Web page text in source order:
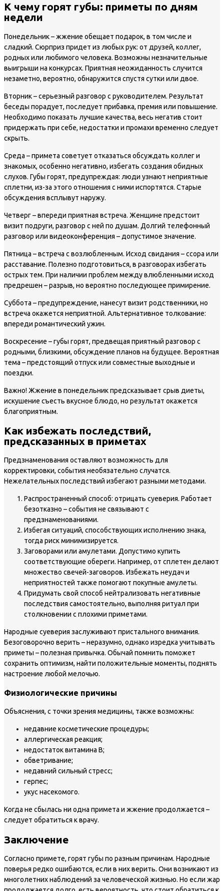
К чему горят губы: приметы по дням
недели
Понедельник– жжение обещает подарок, в том числе и
сладкий. Сюрприз придет из любых рук: от друзей, коллег,
родных или любимого человека. Возможны незначительные
выигрыши на конкурсах. Приятная неожиданность случится
незаметно, вероятно, обнаружится спустя сутки или двое.
Вторник– серьезный разговор с руководителем. Результат
беседы порадует, последует прибавка, премия или повышение.
Необходимо показать лучшие качества, весь негатив стоит
придержать при себе, недостатки и промахи временно следует
скрыть.
Среда – примета советует отказаться обсуждать коллег и
знакомых, особенно негативно, избегать создания обидных
слухов. Губы горят, предупреждая: люди узнают неприятные
сплетни, из-за этого отношения с ними испортятся. Старые
обсуждения всплывут наружу.
Четверг– впереди приятная встреча. Женщине предстоит
визит подруги, разговор с ней по душам. Долгий телефонный
разговор или видеоконференция – допустимое значение.
Пятница – встреча с возлюбленным. Исход свидания – ссора или
расставание. Полезно подготовиться, в разговорах избегать
острых тем. При наличии проблем между влюбленными исход
предрешен – разрыв, но вероятно последующее примирение.
Суббота – предупреждение, нанесут визит родственники, но
встреча окажется неприятной. Альтернативное толкование:
впереди романтический ужин.
Воскресение – губы горят, предвещая приятный разговор с
родными, близкими, обсуждение планов на будущее. Вероятная
тема – предстоящий отпуск или совместные выходные и
поездки.
Важно!Жжение в понедельник предсказывает срыв диеты,
искушение съесть вкусное блюдо, но результат окажется
благоприятным.
Как избежать последствий,
предсказанных в приметах
Предзнаменования оставляют возможность для
корректировки, события необязательно случатся.
Нежелательных последствий избегают разными методами.
Распространенный способ: отрицать суеверия. Работает
безотказно – события не связывают с
предзнаменованиями.
Избегая ситуаций, способствующих исполнению знака,
тогда риск минимизируется.
Заговорами или амулетами. Допустимо купить
соответствующие обереги. Например, от сплетен делают
множество свечей-заговоров. Избежать неудач и
неприятностей также помогают покупные амулеты.
Придумать свой способ нейтрализовать негативные
последствия самостоятельно, выполняя ритуал при
столкновении с плохими приметами.
Народные суеверия заслуживают пристального внимания.
Безоговорочно верить – неразумно, однако изредка учитывать
приметы – полезная привычка. Обычай помнить поможет
сохранить оптимизм, найти положительные моменты, поднять
настроение любой мелочью.
Физиологические причины
Объяснения, с точки зрения медицины, также возможны:
недавние косметические процедуры;
аллергическая реакция;
недостаток витамина В;
обветривание;
недавний сильный стресс;
герпес;
укус насекомого.
Когда не сбылась ни одна примета и жжение продолжается –
следует обратиться к врачу.
Заключение
Согласно примете, горят губы по разным причинам. Народные
поверья редко ошибаются, если в них верить. Они возникают из
многолетних наблюдений за человеческой жизнью. Но если жар